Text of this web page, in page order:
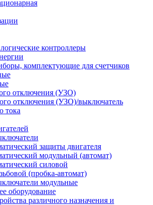
контроллеры
комплектующие для счетчиков
отключения (УЗО)
отключения (УЗО)/выключатель
тока
защиты двигателя
модульный (автомат)
силовой
(пробка-автомат)
модульные
оборудование
различного назначения и